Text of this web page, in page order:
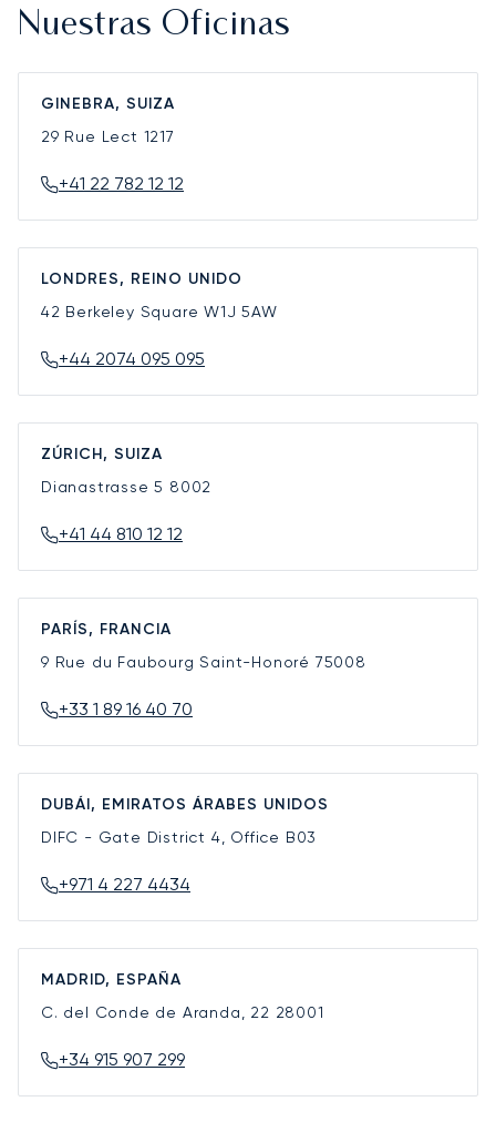
Nuestras Oficinas
GINEBRA, SUIZA
29 Rue Lect 1217
+41 22 782 12 12
LONDRES, REINO UNIDO
42 Berkeley SquareW1J 5AW
+44 2074 095 095
ZÚRICH, SUIZA
Dianastrasse 5 8002
+41 44 810 12 12
PARÍS, FRANCIA
9 Rue du Faubourg Saint-Honoré 75008
+33 1 89 16 40 70
DUBÁI, EMIRATOS ÁRABES UNIDOS
DIFC - Gate District 4, Office B03
+971 4 227 4434
MADRID, ESPAÑA
C. del Conde de Aranda, 22 28001
+34 915 907 299